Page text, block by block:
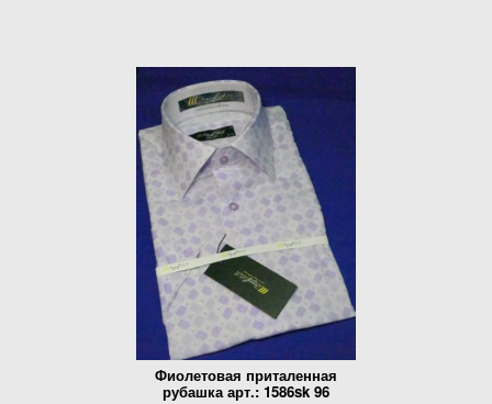
Фиолетовая приталенная
рубашка арт.: 1586sk 96